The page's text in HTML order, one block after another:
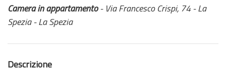
Camera in appartamento- Via Francesco Crispi, 74 - La
Spezia - La Spezia
Descrizione